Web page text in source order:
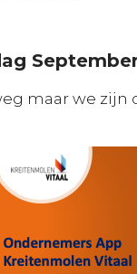
maar we zijn